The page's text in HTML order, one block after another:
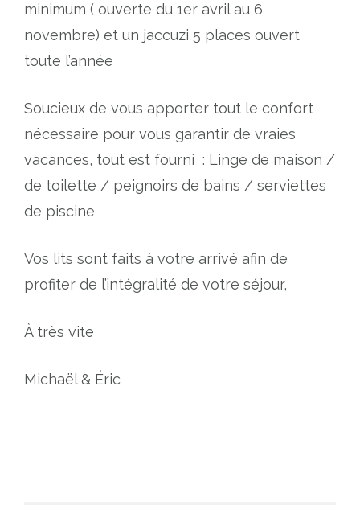
minimum ( ouverte du 1er avril au 6
novembre) et un jaccuzi 5 places ouvert
toute l’année
Soucieux de vous apporter tout le confort
nécessaire pour vous garantir de vraies
vacances, tout est fourni : Linge de maison /
de toilette / peignoirs de bains / serviettes
de piscine
Vos lits sont faits à votre arrivé afin de
profiter de l’intégralité de votre séjour,
À très vite
Michaël & Éric